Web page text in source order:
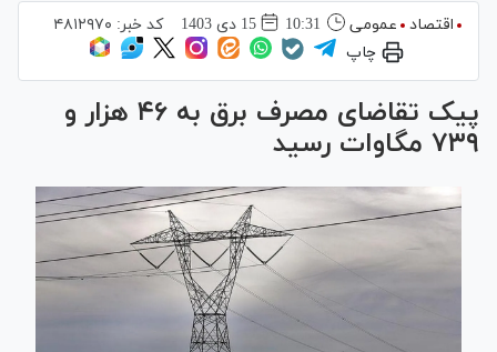
اقتصاد عمومی 10:31 15 دی 1403 کد خبر: ۴۸۱۲۹۷۰
چاپ
پیک تقاضای مصرف برق به ۴۶ هزار و
۷۳۹ مگاوات رسید